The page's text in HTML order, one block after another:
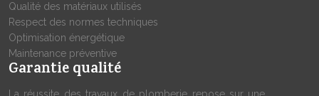
Qualité des matériaux utilisés
Respect des normes techniques
Optimisation énergétique
Maintenance préventive
Garantie qualité